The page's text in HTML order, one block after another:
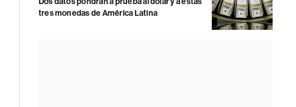
tres monedas de América Latina